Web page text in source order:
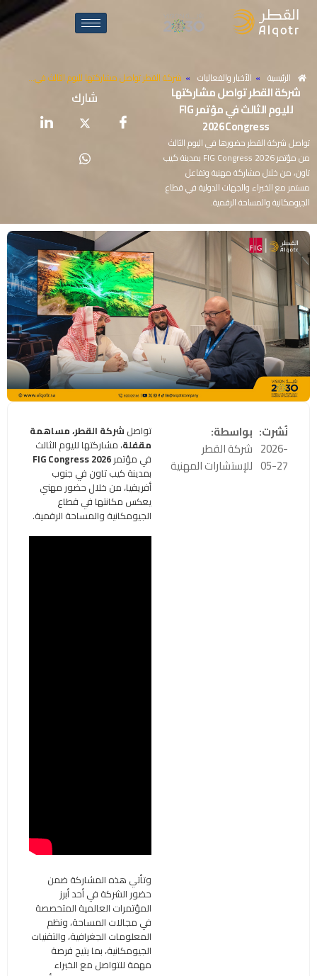
الرئيسية » الأخبار والفعاليات » شركة القطر تواصل مشاركتها لليوم الثالث في…
شركةالقطرتواصلمشاركتها
لليومالثالثفيمؤتمرFIG
Congress
2026
تواصل شركة القطر حضورها في اليوم الثالث
من مؤتمر FIG Congress 2026 بمدينة كيب
تاون، من خلال مشاركة مهنية وتفاعل
مستمر مع الخبراء والجهات الدولية في قطاع
الجيومكانية والمساحة الرقمية.
شارك
نُشرت:
2026-
05-27
بواسطة:
شركة القطر
للإستشارات المهنية
تواصل شركة القطر، مساهمة
مقفلة، مشاركتها لليوم الثالث
في مؤتمرFIG Congress 2026
بمدينة كيب تاون في جنوب
أفريقيا، من خلال حضور مهني
يعكس مكانتها في قطاع
الجيومكانية والمساحة الرقمية.
وتأتي هذه المشاركة ضمن
حضور الشركة في أحد أبرز
المؤتمرات العالمية المتخصصة
في مجالات المساحة، ونظم
المعلومات الجغرافية، والتقنيات
الجيومكانية، بما يتيح فرصة
مهمة للتواصل مع الخبراء